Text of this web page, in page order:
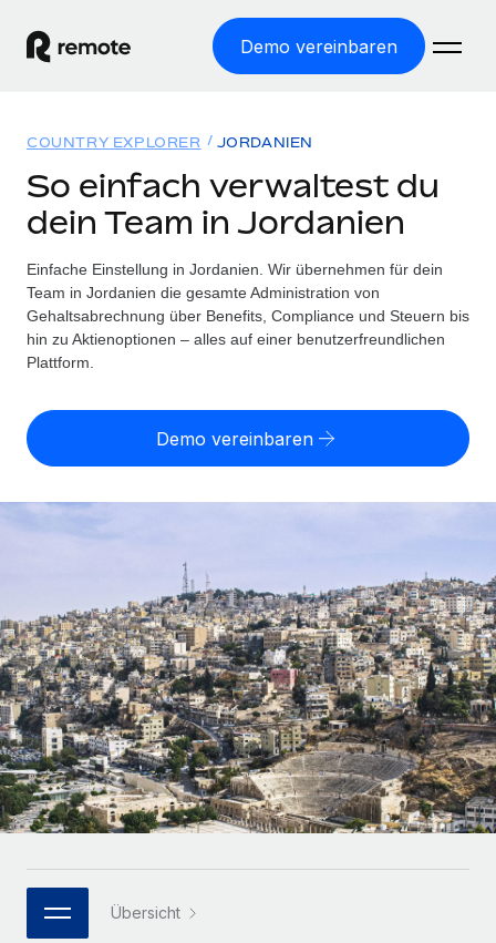
Demo vereinbaren
WELTWEITE BESCHÄFTIGUNG
Globale Payroll
Einfache, rechtssicher Payroll
Employer of Record
Weltweites Wachstum ohne Kosten für Niederlassungen
Contractor of Record
Rechtssichere, weltweite Arbeit mit Freelancer:innen
Globales Onboarding und Verwalten von
Auslagern von komplexen HR-Aufgaben
INFRASTRUKTUR
Remote Embedded
Nahtlose Integration der HR in bestehende Abläufe
Plattform
Integrierte HR-Kernfunktionen für dein Team
MCP
Lösungen
WELTWEITE ABDECKUNG
Country Explorer
Länderspezifische Unterstützung bei der Einstellung
Einfache Einstellung in allen US-Bundesstaaten
WACHSTUMSPHASE
Agile HR- und Payroll-Lösungen für wachsende
Unternehmen
Mittelstand
Maßgeschneiderte HR-Lösungen, um Teams zu
vergrößern
Enterprise
Globale HR für Konzerne und Großunternehmen
PARTNER WERDEN
Ressourcen
TOOLS UND RECHNER
Scheinselbstständigkeitsrisiko berechnen
Personalkostenrechner
Honorarzahlungen berechnen
Informationen zu möglichen Währungen und
Abwicklungsfristen für globale Freelancer:innen
LERNEN MIT REMOTE
Forschung und Leitfäden
Fallstudien
HR-Glossar
Bibliothek für Stellenbeschreibungen
Preise
Nederlands
Deutsch
Español
Italiano
Português (Portugal)
한국어
COUNTRY EXPLORER JORDANIEN
So einfach verwaltest du
dein Team in Jordanien
Einfache Einstellung in Jordanien. Wir übernehmen für dein
Team in Jordanien die gesamte Administration von
Gehaltsabrechnung über Benefits, Compliance und Steuern bis
hin zu Aktienoptionen – alles auf einer benutzerfreundlichen
Plattform.
Demo vereinbaren
Übersicht